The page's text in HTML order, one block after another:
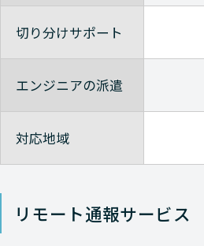
Avaya
Avaya
Avaya
切り分けサポート
エンジニアの派遣
対応地域
リモート通報サービス